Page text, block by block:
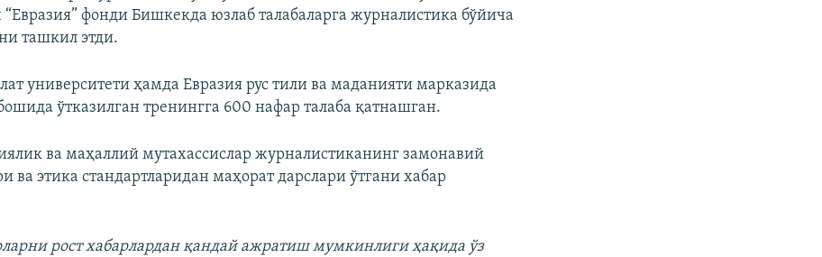
“Евразия” фонди Бишкекда юзлаб талабаларга журналистика бўйича
ташкил этди.
университети ҳамда Евразия рус тили ва маданияти марказида
ўтказилган тренингга 600 нафар талаба қатнашган.
ва маҳаллий мутахассислар журналистиканинг замонавий
ва этика стандартларидан маҳорат дарслари ўтгани хабар
рост хабарлардан қандай ажратиш мумкинлиги ҳақида ўз